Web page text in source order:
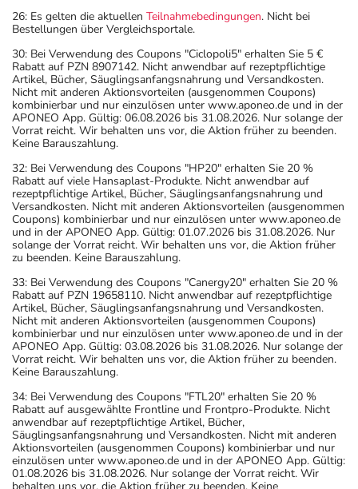
Arzneimittel jedes andere, das Sie bereits anwenden,
dem Arzt oder Apotheker angeben. Das gilt auch für
Arzneimittel, die Sie selbst kaufen, nur gelegentlich
anwenden oder deren Anwendung schon einige Zeit
zurückliegt.
Bitte verwenden Sie dieses Arzneimittel nicht mehr nach
dem auf der Packung oder der Umverpackung
angegebenen Verfallsdatum. Das Verfallsdatum bezieht
sich auf den letzten Tag des angegebenen Monats.
26: Es gelten die aktuellen Teilnahmebedingungen. Nicht bei
Bestellungen über Vergleichsportale.
30: Bei Verwendung des Coupons "Ciclopoli5" erhalten Sie 5 €
Rabatt auf PZN 8907142. Nicht anwendbar auf rezeptpflichtige
Artikel, Bücher, Säuglingsanfangsnahrung und Versandkosten.
Nicht mit anderen Aktionsvorteilen (ausgenommen Coupons)
kombinierbar und nur einzulösen unter www.aponeo.de und in der
APONEO App. Gültig: 06.08.2026 bis 31.08.2026. Nur solange der
Vorrat reicht. Wir behalten uns vor, die Aktion früher zu beenden.
Keine Barauszahlung.
32: Bei Verwendung des Coupons "HP20" erhalten Sie 20 %
Rabatt auf viele Hansaplast-Produkte. Nicht anwendbar auf
rezeptpflichtige Artikel, Bücher, Säuglingsanfangsnahrung und
Versandkosten. Nicht mit anderen Aktionsvorteilen (ausgenommen
Coupons) kombinierbar und nur einzulösen unter www.aponeo.de
und in der APONEO App. Gültig: 01.07.2026 bis 31.08.2026. Nur
solange der Vorrat reicht. Wir behalten uns vor, die Aktion früher
zu beenden. Keine Barauszahlung.
33: Bei Verwendung des Coupons "Canergy20" erhalten Sie 20 %
Rabatt auf PZN 19658110. Nicht anwendbar auf rezeptpflichtige
Artikel, Bücher, Säuglingsanfangsnahrung und Versandkosten.
Nicht mit anderen Aktionsvorteilen (ausgenommen Coupons)
kombinierbar und nur einzulösen unter www.aponeo.de und in der
APONEO App. Gültig: 03.08.2026 bis 31.08.2026. Nur solange der
Vorrat reicht. Wir behalten uns vor, die Aktion früher zu beenden.
Keine Barauszahlung.
34: Bei Verwendung des Coupons "FTL20" erhalten Sie 20 %
Rabatt auf ausgewählte Frontline und Frontpro-Produkte. Nicht
anwendbar auf rezeptpflichtige Artikel, Bücher,
Säuglingsanfangsnahrung und Versandkosten. Nicht mit anderen
Aktionsvorteilen (ausgenommen Coupons) kombinierbar und nur
einzulösen unter www.aponeo.de und in der APONEO App. Gültig:
01.08.2026 bis 31.08.2026. Nur solange der Vorrat reicht. Wir